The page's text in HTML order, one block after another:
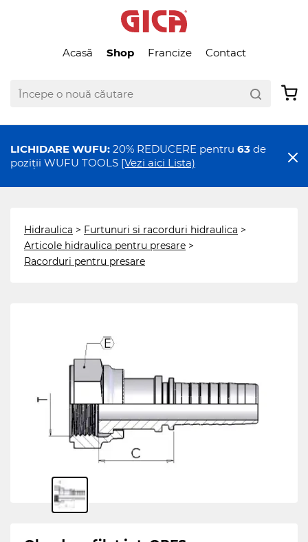
Acasă Shop Francize Contact
LICHIDARE WUFU: 20% REDUCERE pentru 63 de
poziții WUFU TOOLS [Vezi aici Lista)
Hidraulica > Furtunuri si racorduri hidraulica >
Articole hidraulica pentru presare >
Racorduri pentru presare